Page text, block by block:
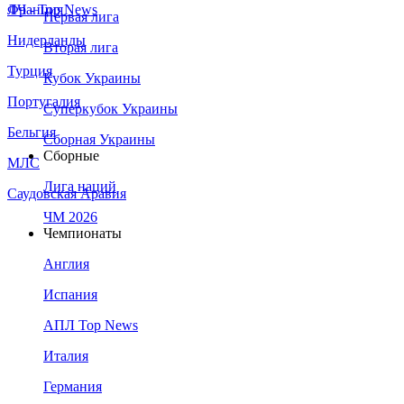
Франция
Нидерланды
Турция
Португалия
Бельгия
МЛС
Саудовская Аравия
ЛЧ - Top News
Первая лига
Вторая лига
Кубок Украины
Суперкубок Украины
Сборная Украины
Сборные
Лига наций
ЧМ 2026
Чемпионаты
Англия
Испания
АПЛ Top News
Италия
Германия